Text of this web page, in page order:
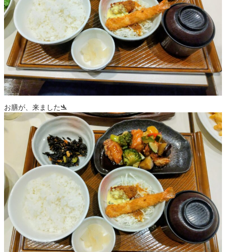
お膳が、来ました🛬